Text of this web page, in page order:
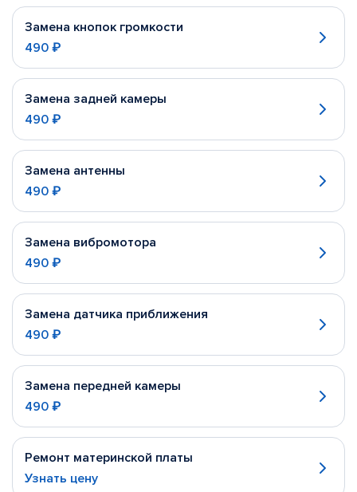
Замена кнопок громкости
490 ₽
Замена задней камеры
490 ₽
Замена антенны
490 ₽
Замена вибромотора
490 ₽
Замена датчика приближения
490 ₽
Замена передней камеры
490 ₽
Ремонт материнской платы
Узнать цену